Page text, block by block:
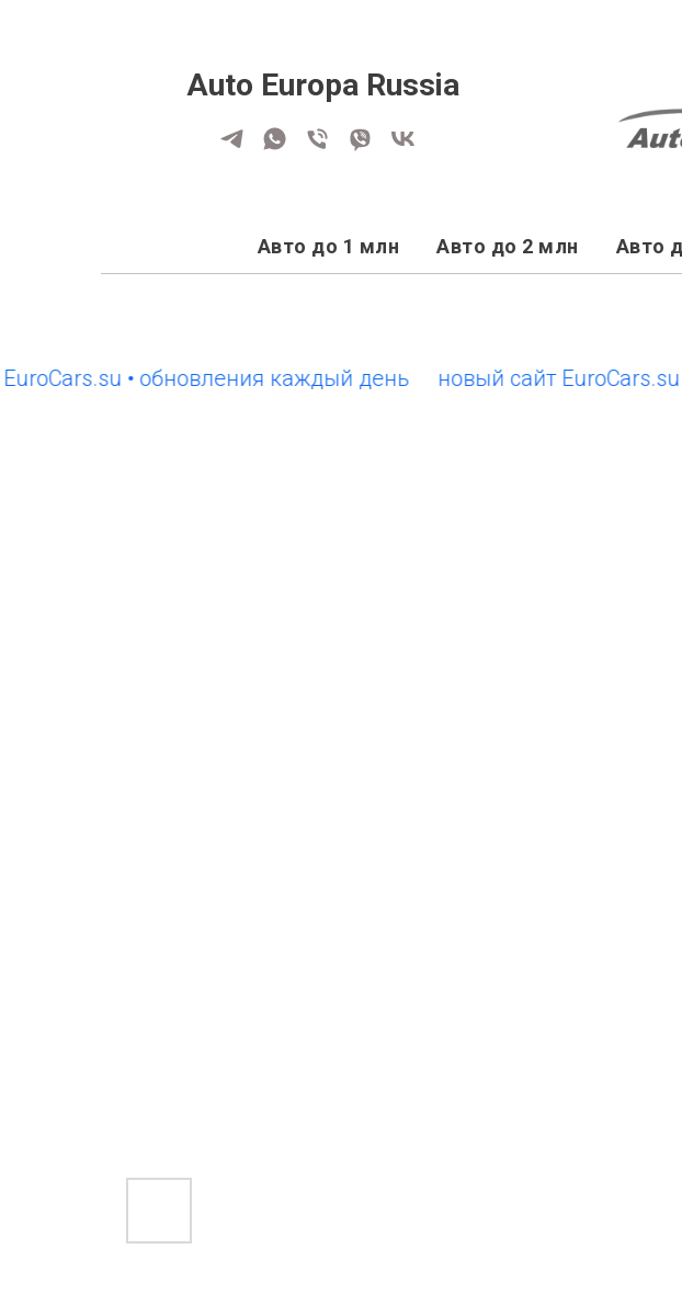
Auto Europa Russia
Авто до 1 млн Авто до 2 млн Авто
• обновления каждый день новый сайт EuroCars.su •